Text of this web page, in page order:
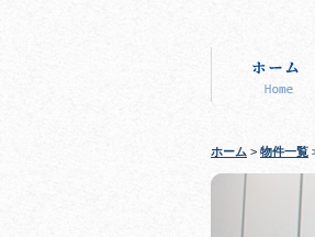
ホーム > 物件一覧